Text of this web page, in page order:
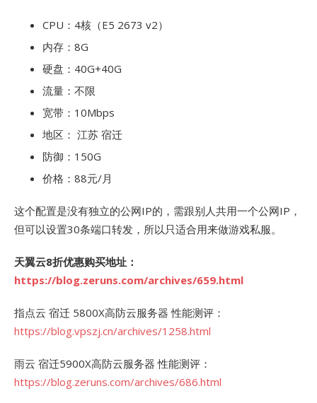
CPU：4核（E5 2673 v2）
内存：8G
硬盘：40G+40G
流量：不限
宽带：10Mbps
地区： 江苏 宿迁
防御：150G
价格：88元/月
这个配置是没有独立的公网IP的，需跟别人共用一个公网IP，
但可以设置30条端口转发，所以只适合用来做游戏私服。
天翼云8折优惠购买地址：
https://blog.zeruns.com/archives/659.html
指点云 宿迁 5800X高防云服务器 性能测评：
https://blog.vpszj.cn/archives/1258.html
雨云 宿迁5900X高防云服务器 性能测评：
https://blog.zeruns.com/archives/686.html